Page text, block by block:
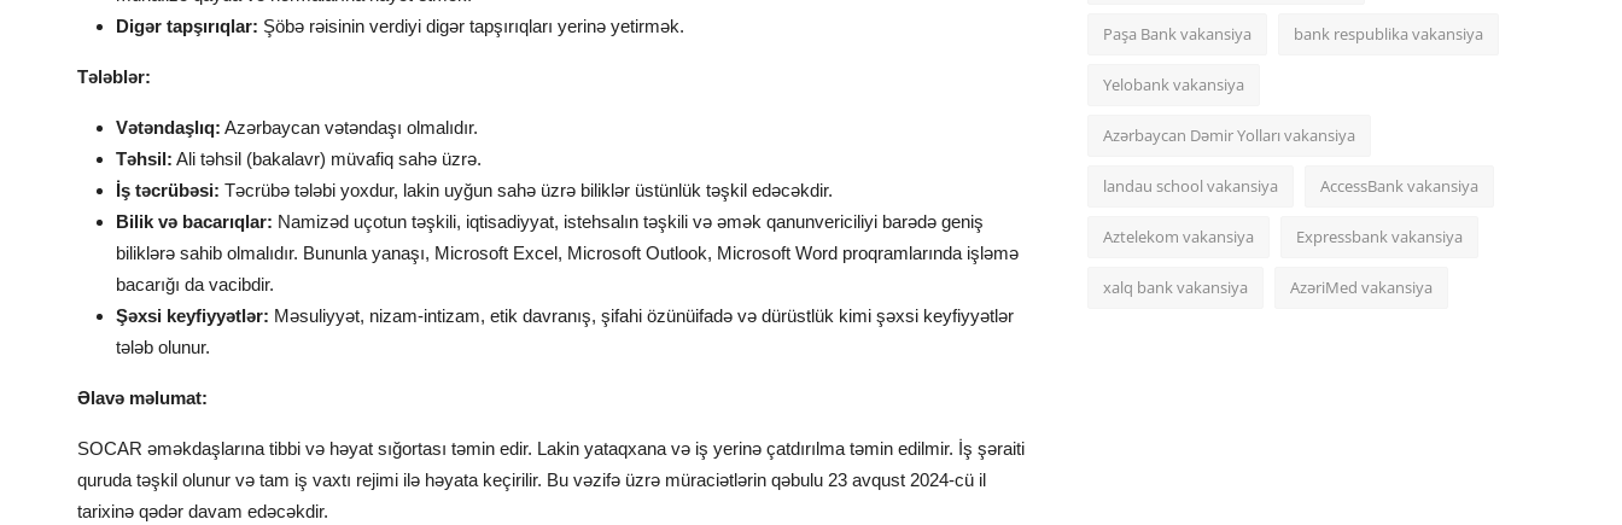
Digər tapşırıqlar: Şöbə rəisinin verdiyi digər tapşırıqları yerinə yetirmək.
Tələblər:
Vətəndaşlıq: Azərbaycan vətəndaşı olmalıdır.
Təhsil: Ali təhsil (bakalavr) müvafiq sahə üzrə.
İş təcrübəsi: Təcrübə tələbi yoxdur, lakin uyğun sahə üzrə biliklər üstünlük təşkil edəcəkdir.
Bilik və bacarıqlar: Namizəd uçotun təşkili, iqtisadiyyat, istehsalın təşkili və əmək qanunvericiliyi barədə geniş
biliklərə sahib olmalıdır. Bununla yanaşı, Microsoft Excel, Microsoft Outlook, Microsoft Word proqramlarında işləmə
bacarığı da vacibdir.
Şəxsi keyfiyyətlər: Məsuliyyət, nizam-intizam, etik davranış, şifahi özünüifadə və dürüstlük kimi şəxsi keyfiyyətlər
tələb olunur.
Əlavə məlumat:
SOCAR əməkdaşlarına tibbi və həyat sığortası təmin edir. Lakin yataqxana və iş yerinə çatdırılma təmin edilmir. İş şəraiti
quruda təşkil olunur və tam iş vaxtı rejimi ilə həyata keçirilir. Bu vəzifə üzrə müraciətlərin qəbulu 23 avqust 2024-cü il
tarixinə qədər davam edəcəkdir.
Paşa Bank vakansiya bank respublika vakansiya
Yelobank vakansiya
Azərbaycan Dəmir Yolları vakansiya
landau school vakansiya AccessBank vakansiya
Aztelekom vakansiya Expressbank vakansiya
xalq bank vakansiya AzəriMed vakansiya